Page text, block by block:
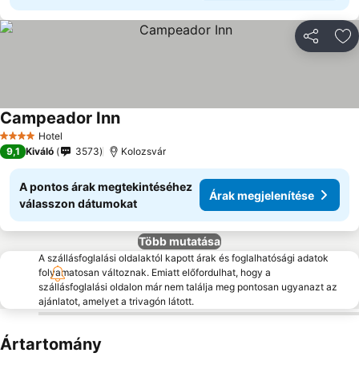
4 KategóriaHotel
Campeador Inn
9,1 Kiváló 3573 Kolozsvár
A pontos árak megtekintéséhez
válasszon dátumokat
Árak megjelenítése
Több mutatása
A szállásfoglalási oldalaktól kapott árak és foglalhatósági adatok
folyamatosan változnak. Emiatt előfordulhat, hogy a
szállásfoglalási oldalon már nem találja meg pontosan ugyanazt az
ajánlatot, amelyet a trivagón látott.
Ártartomány